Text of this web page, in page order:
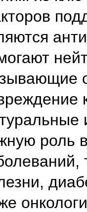
роль